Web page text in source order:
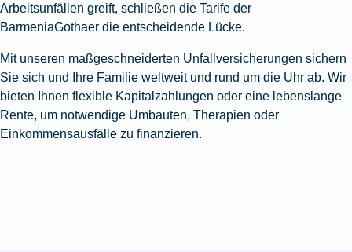
Arbeitsunfällen greift, schließen die Tarife der
BarmeniaGothaer die entscheidende Lücke.
Mit unseren maßgeschneiderten Unfallversicherungen sichern
Sie sich und Ihre Familie weltweit und rund um die Uhr ab. Wir
bieten Ihnen flexible Kapitalzahlungen oder eine lebenslange
Rente, um notwendige Umbauten, Therapien oder
Einkommensausfälle zu finanzieren.